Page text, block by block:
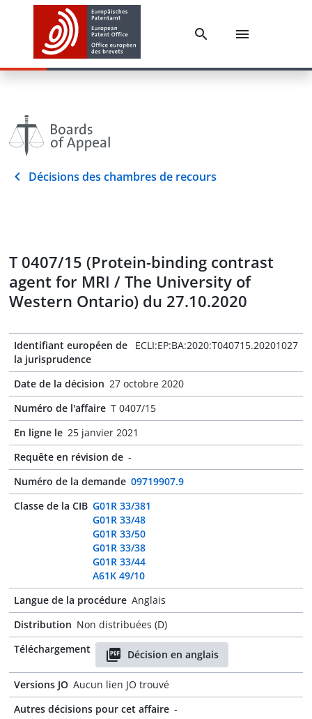
Décisions des chambres de recours
T 0407/15 (Protein-binding contrast
agent for MRI / The University of
Western Ontario) du 27.10.2020
Identifiant européen de
la jurisprudence
ECLI:EP:BA:2020:T040715.20201027
Date de la décision 27 octobre 2020
Numéro de l'affaire T 0407/15
En ligne le 25 janvier 2021
Requête en révision de -
Numéro de la demande 09719907.9
Classe de la CIB G01R 33/381
G01R 33/48
G01R 33/50
G01R 33/38
G01R 33/44
A61K 49/10
Langue de la procédure Anglais
Distribution Non distribuées (D)
Téléchargement
Décision en anglais
Versions JO Aucun lien JO trouvé
Autres décisions pour cet affaire -